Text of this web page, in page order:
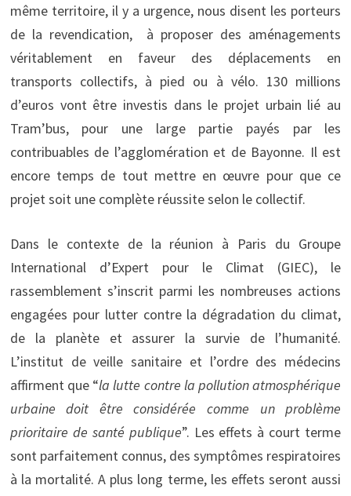
même territoire, il y a urgence, nous disent les porteurs
de la revendication, à proposer des aménagements
véritablement en faveur des déplacements en
transports collectifs, à pied ou à vélo. 130 millions
d’euros vont être investis dans le projet urbain lié au
Tram’bus, pour une large partie payés par les
contribuables de l’agglomération et de Bayonne. Il est
encore temps de tout mettre en œuvre pour que ce
projet soit une complète réussite selon le collectif.
Dans le contexte de la réunion à Paris du Groupe
International d’Expert pour le Climat (GIEC), le
rassemblement s’inscrit parmi les nombreuses actions
engagées pour lutter contre la dégradation du climat,
de la planète et assurer la survie de l’humanité.
L’institut de veille sanitaire et l’ordre des médecins
affirment que “la lutte contre la pollution atmosphérique
urbaine doit être considérée comme un problème
prioritaire de santé publique”. Les effets à court terme
sont parfaitement connus, des symptômes respiratoires
à la mortalité. A plus long terme, les effets seront aussi